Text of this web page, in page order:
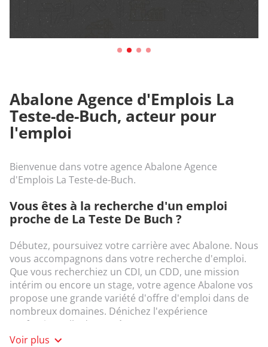
Abalone Agence d'Emplois La
Teste-de-Buch, acteur pour
l'emploi
Bienvenue dans votre agence Abalone Agence
d'Emplois La Teste-de-Buch.
Vous êtes à la recherche d'un emploi
proche de La Teste De Buch ?
Débutez, poursuivez votre carrière avec Abalone. Nous
vous accompagnons dans votre recherche d'emploi.
Que vous recherchiez un CDI, un CDD, une mission
intérim ou encore un stage, votre agence Abalone vos
propose une grande variété d'offre d'emploi dans de
nombreux domaines. Dénichez l'expérience
professionnelle de vos rêves.
Consultez les offres, postulez et trouvez un nouveau
Voir plus